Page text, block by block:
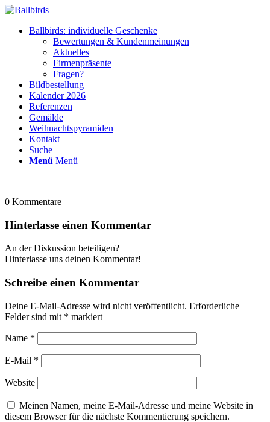
Ballbirds: individuelle Geschenke
Bewertungen & Kundenmeinungen
Aktuelles
Firmenpräsente
Fragen?
Bildbestellung
Kalender 2026
Referenzen
Gemälde
Weihnachtspyramiden
Kontakt
Suche
Menü Menü
0 Kommentare
Hinterlasse einen Kommentar
An der Diskussion beteiligen?
Hinterlasse uns deinen Kommentar!
Schreibe einen Kommentar
Deine E-Mail-Adresse wird nicht veröffentlicht. Erforderliche
Felder sind mit * markiert
Name *
E-Mail *
Website
Meinen Namen, meine E-Mail-Adresse und meine Website in
diesem Browser für die nächste Kommentierung speichern.